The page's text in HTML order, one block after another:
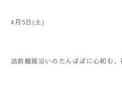
4月5日(土)
店前線路沿いのたんぽぽに心和む